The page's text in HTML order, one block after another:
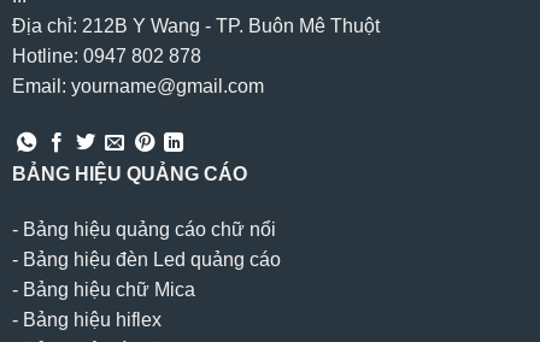
Địa chỉ: 212B Y Wang - TP. Buôn Mê Thuột
Hotline: 0947 802 878
Email: yourname@gmail.com
BẢNG HIỆU QUẢNG CÁO
- Bảng hiệu quảng cáo chữ nổi
- Bảng hiệu đèn Led quảng cáo
- Bảng hiệu chữ Mica
- Bảng hiệu hiflex